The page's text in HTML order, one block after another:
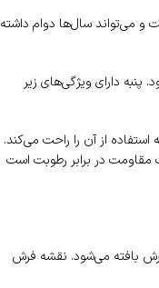
و می‌تواند سال‌ها دوام داشته
پنبه دارای ویژگی‌های زیر
از آن را راحت می‌کند.
در برابر رطوبت است
بافته می‌شود. نقشه فرش